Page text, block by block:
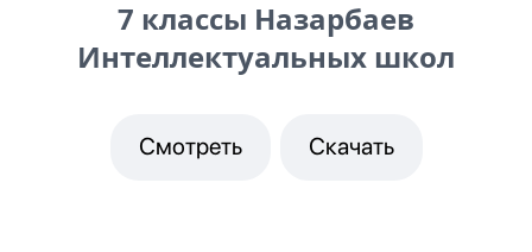
7 классы Назарбаев
Интеллектуальных школ
Смотреть Скачать